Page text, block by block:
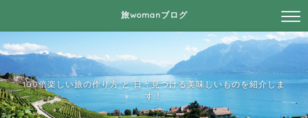
旅womanブログ
100倍楽しい旅の作り方 と 日々見つける美味しいものを紹介しま
す！